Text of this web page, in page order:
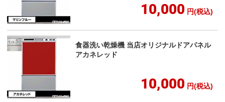
10,000 円(税込)
食器洗い乾燥機 当店オリジナルドアパネル
アカネレッド
10,000 円(税込)